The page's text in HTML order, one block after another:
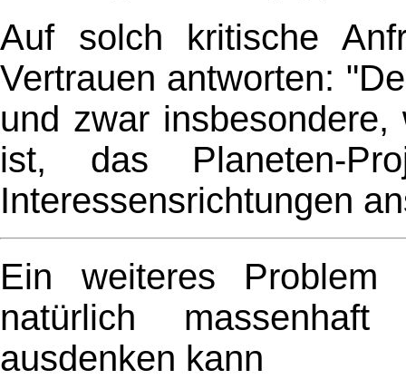
Auf solch kritische
Vertrauen antworten:
und zwar
ist, das Planeten-
Interessensrichtungen
Ein weiteres
natürlich
ausdenken kann